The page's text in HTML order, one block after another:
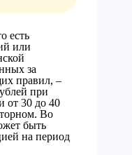
есть
или
за
правил, –
при
от 30 до 40
Во
быть
на период